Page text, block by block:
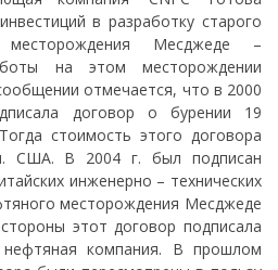
в разработку старого
месторождения Месджеде –
на этом месторождении
отмечается, что в 2000
договор о бурении 19
стоимость этого договора
США. В 2004 г. был подписан
инженерно – технических
месторождения Месджеде
этот договор подписала
нефтяная компания. В прошлом